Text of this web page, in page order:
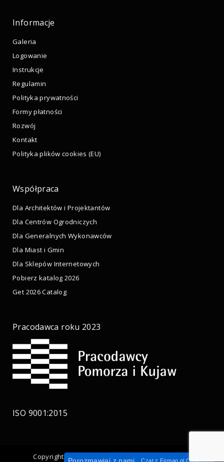
Informacje
Galeria
Logowanie
Instrukcje
Regulamin
Polityka prywatności
Formy płatności
Rozwój
Kontakt
Polityka plików cookies (EU)
Współpraca
Dla Architektów i Projektantów
Dla Centrów Ogrodniczych
Dla Generalnych Wykonawców
Dla Miast i Gmin
Dla Sklepów Internetowych
Pobierz katalog 2026
Get 2026 Catalog
Pracodawca roku 2023
ISO 9001:2015
Copyright © 2017 Cortena – Wykonanie:
Czat z Firmao.pl CRM